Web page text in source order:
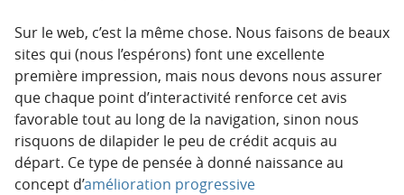
Sur le web, c’est la même chose. Nous faisons de beaux
sites qui (nous l’espérons) font une excellente
première impression, mais nous devons nous assurer
que chaque point d’interactivité renforce cet avis
favorable tout au long de la navigation, sinon nous
risquons de dilapider le peu de crédit acquis au
départ. Ce type de pensée à donné naissance au
concept d’amélioration progressive